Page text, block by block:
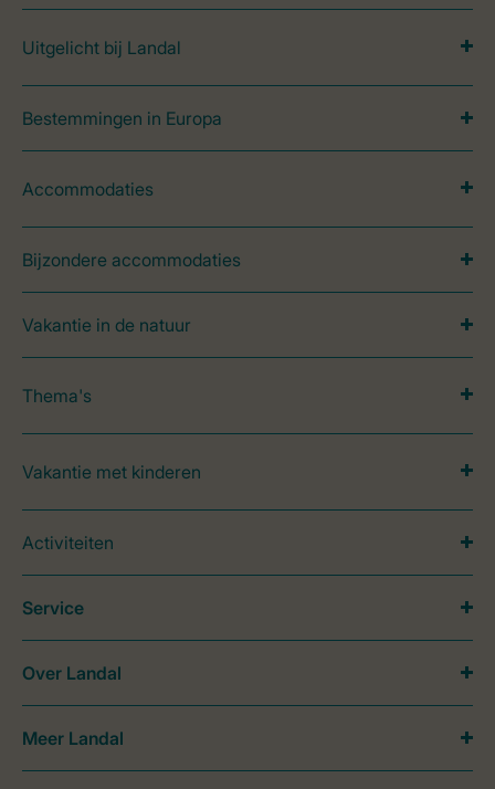
Uitgelicht bij Landal
Bestemmingen in Europa
Accommodaties
Bijzondere accommodaties
Vakantie in de natuur
Thema's
Vakantie met kinderen
Activiteiten
Service
Over Landal
Meer Landal